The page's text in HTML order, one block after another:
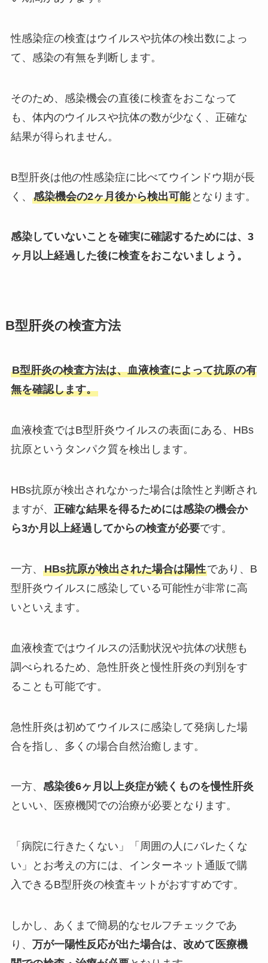
性感染症の検査はウイルスや抗体の検出数によっ
て、感染の有無を判断します。
そのため、感染機会の直後に検査をおこなって
も、体内のウイルスや抗体の数が少なく、正確な
結果が得られません。
B型肝炎は他の性感染症に比べてウインドウ期が長
く、 感染機会の2ヶ月後から検出可能となります。
感染していないことを確実に確認するためには、3
ヶ月以上経過した後に検査をおこないましょう。
B型肝炎の検査方法
B型肝炎の検査方法は、血液検査によって抗原の有
無を確認します。
血液検査ではB型肝炎ウイルスの表面にある、HBs
抗原というタンパク質を検出します。
HBs抗原が検出されなかった場合は陰性と判断され
ますが、 正確な結果を得るためには感染の機会か
ら3か月以上経過してからの検査が必要です。
一方、 HBs抗原が検出された場合は陽性であり、B
型肝炎ウイルスに感染している可能性が非常に高
いといえます。
血液検査ではウイルスの活動状況や抗体の状態も
調べられるため、急性肝炎と慢性肝炎の判別をす
ることも可能です。
急性肝炎は初めてウイルスに感染して発病した場
合を指し、多くの場合自然治癒します。
一方、 感染後6ヶ月以上炎症が続くものを慢性肝炎
といい、医療機関での治療が必要となります。
「病院に行きたくない」「周囲の人にバレたくな
い」とお考えの方には、インターネット通販で購
入できるB型肝炎の検査キットがおすすめです。
しかし、あくまで簡易的なセルフチェックであ
り、 万が一陽性反応が出た場合は、改めて医療機